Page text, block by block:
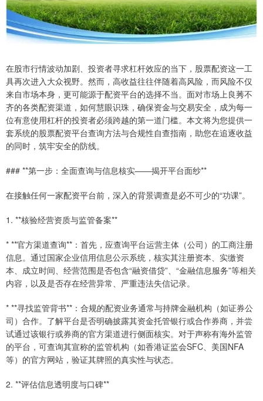
在股市行情波动加剧、投资者寻求杠杆效应的当下，股票配资这一工
具再次进入大众视野。然而，高收益往往伴随着高风险，而风险不仅
来自市场本身，更可能源于配资平台的选择不当。面对市场上良莠不
齐的各类配资渠道，如何慧眼识珠，确保资金与交易安全，成为每一
位有意使用杠杆的投资者必须跨越的第一道门槛。本文将为您提供一
套系统的股票配资平台查询方法与合规性自查指南，助您在追逐收益
的同时，筑牢安全的防线。
### **第一步：全面查询与信息核实——揭开平台面纱**
在接触任何一家配资平台前，深入的背景调查是必不可少的“功课”。
1. **核验经营资质与监管备案**
* **官方渠道查询**：首先，应查询平台运营主体（公司）的工商注册
信息。通过国家企业信用信息公示系统，核实其注册资本、实缴资
本、成立时间、经营范围是否包含“融资借贷”、“金融信息服务”等相关
内容，以及是否存在经营异常、严重违法失信记录。
* **寻找监管背书**：合规的配资业务通常与持牌金融机构（如证券公
司）合作。了解平台是否明确披露其资金托管银行或合作券商，并尝
试通过该银行或券商的官方渠道进行侧面核实。对于声称有海外监管
的平台，可查询其宣称的监管机构（如香港证监会SFC、美国NFA
等）的官方网站，验证其牌照的真实性与状态。
2. **评估信息透明度与口碑**